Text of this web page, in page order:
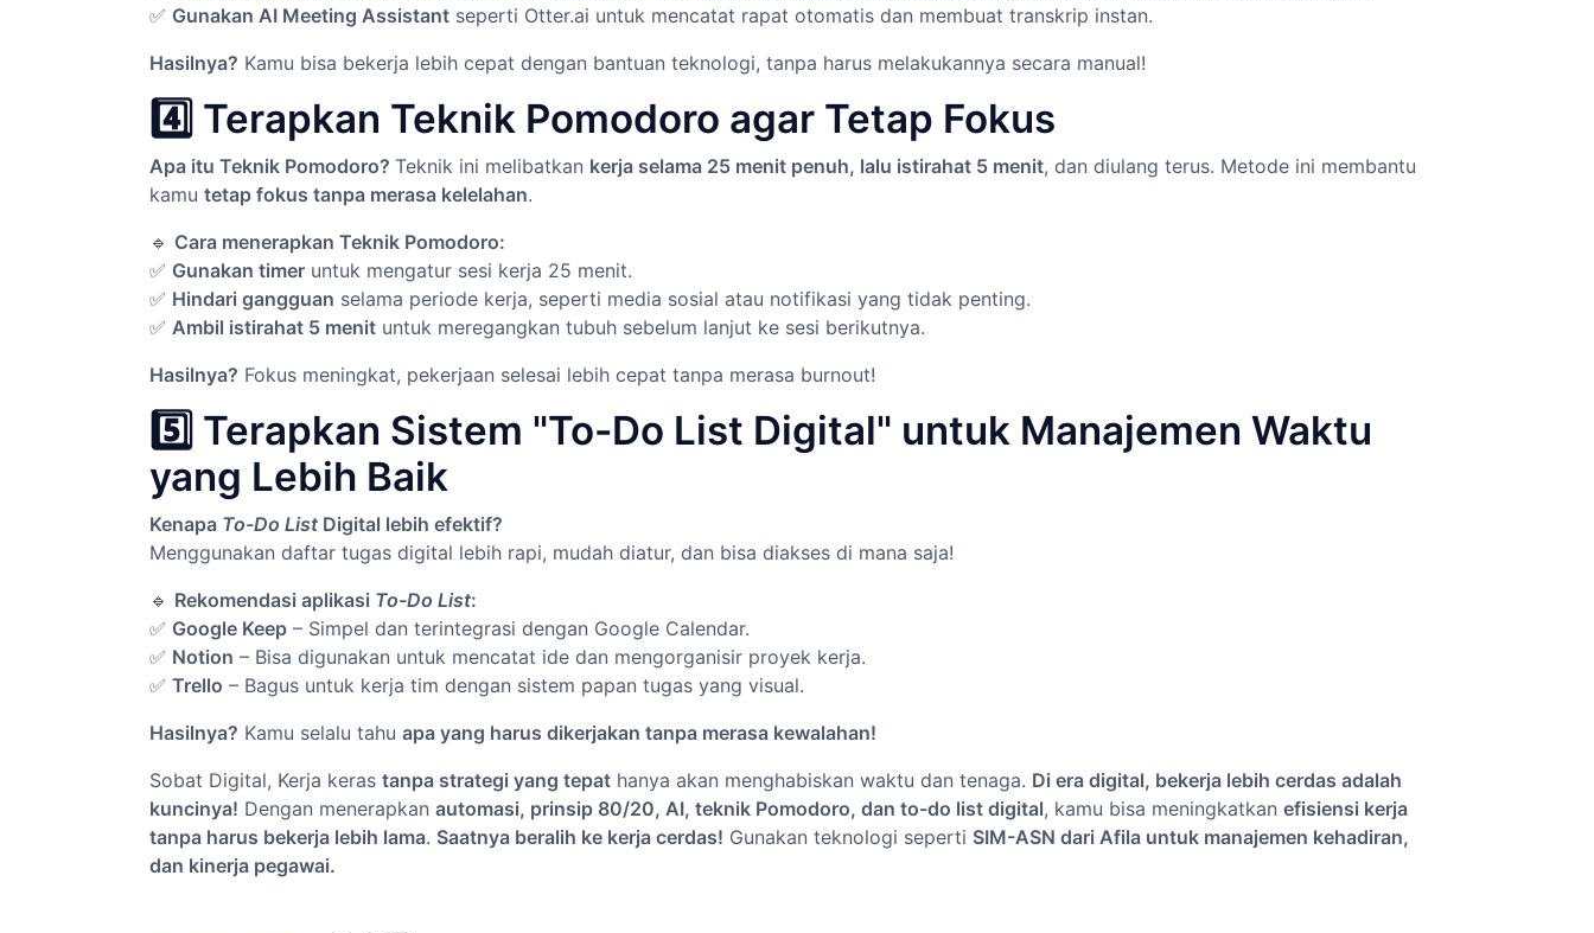
✅ Gunakan AI Meeting Assistant seperti Otter.ai untuk mencatat rapat otomatis dan membuat transkrip instan.
Hasilnya? Kamu bisa bekerja lebih cepat dengan bantuan teknologi, tanpa harus melakukannya secara manual!
4️⃣ Terapkan Teknik Pomodoro agar Tetap Fokus
Apa itu Teknik Pomodoro? Teknik ini melibatkan kerja selama 25 menit penuh, lalu istirahat 5 menit, dan diulang terus. Metode ini membantu
kamu tetap fokus tanpa merasa kelelahan.
🔹 Cara menerapkan Teknik Pomodoro:
✅ Gunakan timer untuk mengatur sesi kerja 25 menit.
✅ Hindari gangguan selama periode kerja, seperti media sosial atau notifikasi yang tidak penting.
✅ Ambil istirahat 5 menit untuk meregangkan tubuh sebelum lanjut ke sesi berikutnya.
Hasilnya? Fokus meningkat, pekerjaan selesai lebih cepat tanpa merasa burnout!
5️⃣ Terapkan Sistem "To-Do List Digital" untuk Manajemen Waktu
yang Lebih Baik
Kenapa To-Do List Digital lebih efektif?
Menggunakan daftar tugas digital lebih rapi, mudah diatur, dan bisa diakses di mana saja!
🔹 Rekomendasi aplikasi To-Do List:
✅ Google Keep – Simpel dan terintegrasi dengan Google Calendar.
✅ Notion – Bisa digunakan untuk mencatat ide dan mengorganisir proyek kerja.
✅ Trello – Bagus untuk kerja tim dengan sistem papan tugas yang visual.
Hasilnya? Kamu selalu tahu apa yang harus dikerjakan tanpa merasa kewalahan!
Sobat Digital, Kerja keras tanpa strategi yang tepat hanya akan menghabiskan waktu dan tenaga. Di era digital, bekerja lebih cerdas adalah
kuncinya! Dengan menerapkan automasi, prinsip 80/20, AI, teknik Pomodoro, dan to-do list digital, kamu bisa meningkatkan efisiensi kerja
tanpa harus bekerja lebih lama. Saatnya beralih ke kerja cerdas! Gunakan teknologi seperti SIM-ASN dari Afila untuk manajemen kehadiran,
dan kinerja pegawai.